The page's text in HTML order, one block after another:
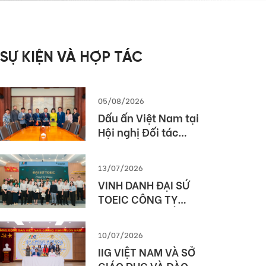
SỰ KIỆN VÀ HỢP TÁC
05/08/2026
Dấu ấn Việt Nam tại
Hội nghị Đối tác
Partner Summit –
GPS) 2026
13/07/2026
VINH DANH ĐẠI SỨ
TOEIC CÔNG TY
ĐẮK LẮK (SIMEXCO
DAKLAK)
10/07/2026
IIG VIỆT NAM VÀ SỞ